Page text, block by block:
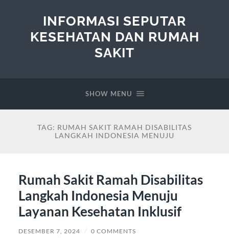
INFORMASI SEPUTAR
KESEHATAN DAN RUMAH
SAKIT
SHOW MENU
TAG: RUMAH SAKIT RAMAH DISABILITAS
LANGKAH INDONESIA MENUJU
Rumah Sakit Ramah Disabilitas
Langkah Indonesia Menuju
Layanan Kesehatan Inklusif
DESEMBER 7, 2024 / 0 COMMENTS